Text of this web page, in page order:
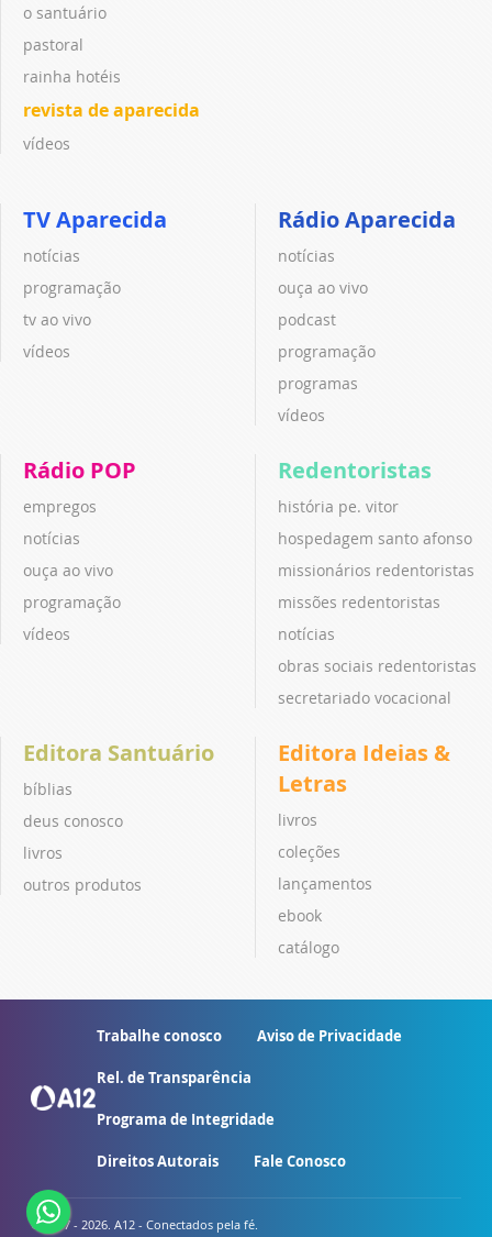
o santuário
pastoral
rainha hotéis
revista de aparecida
vídeos
TV Aparecida
notícias
programação
tv ao vivo
vídeos
Rádio Aparecida
notícias
ouça ao vivo
podcast
programação
programas
vídeos
Rádio POP
empregos
notícias
ouça ao vivo
programação
vídeos
Redentoristas
história pe. vitor
hospedagem santo afonso
missionários redentoristas
missões redentoristas
notícias
obras sociais redentoristas
secretariado vocacional
Editora Santuário
bíblias
deus conosco
livros
outros produtos
Editora Ideias &
Letras
livros
coleções
lançamentos
ebook
catálogo
Trabalhe conosco Aviso de Privacidade
Rel. de Transparência
Programa de Integridade
Direitos Autorais Fale Conosco
© 2007 - 2026. A12 - Conectados pela fé.